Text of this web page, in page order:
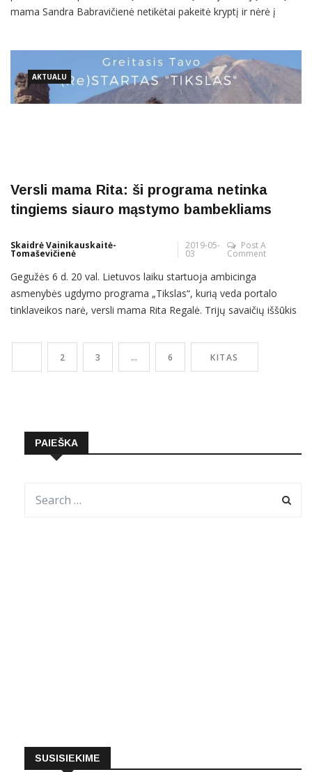
mama Sandra Babravičienė netikėtai pakeitė kryptį ir nėrė į
Radviliškio rajone. Permainoms, pasak Sandros, buvo daug
priežasčių: pasikeitė
AKTUALU
Versli mama Rita: ši programa netinka
tingiems siauro mąstymo bambekliams
Skaidrė Vainikauskaitė-
Tomaševičienė
2019-05-
03
Post A
Comment
Gegužės 6 d. 20 val. Lietuvos laiku startuoja ambicinga
asmenybės ugdymo programa „Tikslas“, kurią veda portalo
tinklaveikos narė, versli mama Rita Regalė. Trijų savaičių iššūkis
veiklą, nori pagerinti santykius su aplinkiniais, sustiprinti emocinį
intelektą ir fizinį kūną ir turėti greitų, naudingų, teigiamų
2 3 … 6 KITAS
PAIEŠKA
SUSISIEKIME